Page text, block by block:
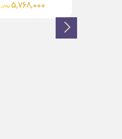
4,321,000 تومان